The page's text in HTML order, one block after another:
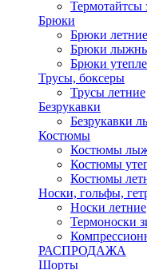
Термотайтсы
Брюки
Брюки летние
Брюки
Брюки
Трусы, боксеры
Трусы летние
Безрукавки
Безрукавки
Костюмы
Костюмы
Костюмы
Костюмы
Носки, гольфы,
Носки летние
Термоноски
РАСПРОДАЖА
Шорты